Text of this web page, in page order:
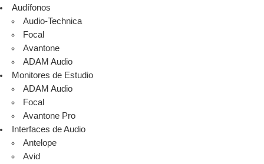
Audífonos
Audio-Technica
Focal
Avantone
ADAM Audio
Monitores de Estudio
ADAM Audio
Focal
Avantone Pro
Interfaces de Audio
Antelope
Avid